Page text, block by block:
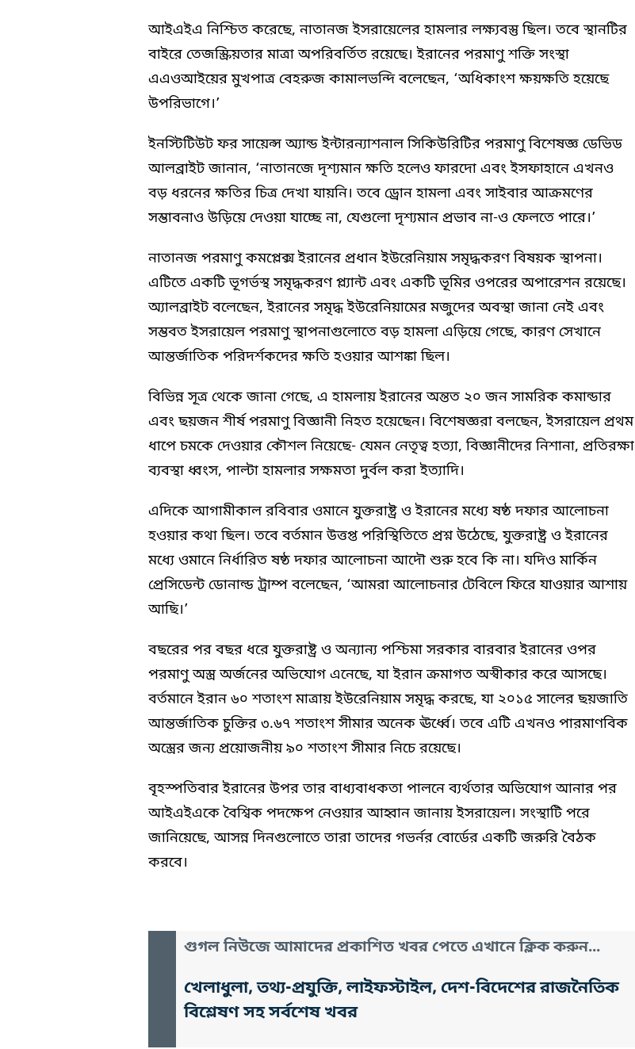
আইএইএ নিশ্চিত করেছে, নাতানজ ইসরায়েলের হামলার লক্ষ্যবস্তু ছিল। তবে স্থানটির
বাইরে তেজস্ক্রিয়তার মাত্রা অপরিবর্তিত রয়েছে। ইরানের পরমাণু শক্তি সংস্থা
এএওআইয়ের মুখপাত্র বেহরুজ কামালভন্দি বলেছেন, ‘অধিকাংশ ক্ষয়ক্ষতি হয়েছে
উপরিভাগে।’
ইনস্টিটিউট ফর সায়েন্স অ্যান্ড ইন্টারন্যাশনাল সিকিউরিটির পরমাণু বিশেষজ্ঞ ডেভিড
আলব্রাইট জানান, ‘নাতানজে দৃশ্যমান ক্ষতি হলেও ফারদো এবং ইসফাহানে এখনও
বড় ধরনের ক্ষতির চিত্র দেখা যায়নি। তবে ড্রোন হামলা এবং সাইবার আক্রমণের
সম্ভাবনাও উড়িয়ে দেওয়া যাচ্ছে না, যেগুলো দৃশ্যমান প্রভাব না-ও ফেলতে পারে।’
নাতানজ পরমাণু কমপ্লেক্স ইরানের প্রধান ইউরেনিয়াম সমৃদ্ধকরণ বিষয়ক স্থাপনা।
এটিতে একটি ভূগর্ভস্থ সমৃদ্ধকরণ প্ল্যান্ট এবং একটি ভূমির ওপরের অপারেশন রয়েছে।
অ্যালব্রাইট বলেছেন, ইরানের সমৃদ্ধ ইউরেনিয়ামের মজুদের অবস্থা জানা নেই এবং
সম্ভবত ইসরায়েল পরমাণু স্থাপনাগুলোতে বড় হামলা এড়িয়ে গেছে, কারণ সেখানে
আন্তর্জাতিক পরিদর্শকদের ক্ষতি হওয়ার আশঙ্কা ছিল।
বিভিন্ন সূত্র থেকে জানা গেছে, এ হামলায় ইরানের অন্তত ২০ জন সামরিক কমান্ডার
এবং ছয়জন শীর্ষ পরমাণু বিজ্ঞানী নিহত হয়েছেন। বিশেষজ্ঞরা বলছেন, ইসরায়েল প্রথম
ধাপে চমকে দেওয়ার কৌশল নিয়েছে- যেমন নেতৃত্ব হত্যা, বিজ্ঞানীদের নিশানা, প্রতিরক্ষা
ব্যবস্থা ধ্বংস, পাল্টা হামলার সক্ষমতা দুর্বল করা ইত্যাদি।
এদিকে আগামীকাল রবিবার ওমানে যুক্তরাষ্ট্র ও ইরানের মধ্যে ষষ্ঠ দফার আলোচনা
হওয়ার কথা ছিল। তবে বর্তমান উত্তপ্ত পরিস্থিতিতে প্রশ্ন উঠেছে, যুক্তরাষ্ট্র ও ইরানের
মধ্যে ওমানে নির্ধারিত ষষ্ঠ দফার আলোচনা আদৌ শুরু হবে কি না। যদিও মার্কিন
প্রেসিডেন্ট ডোনাল্ড ট্রাম্প বলেছেন, ‘আমরা আলোচনার টেবিলে ফিরে যাওয়ার আশায়
আছি।’
বছরের পর বছর ধরে যুক্তরাষ্ট্র ও অন্যান্য পশ্চিমা সরকার বারবার ইরানের ওপর
পরমাণু অস্ত্র অর্জনের অভিযোগ এনেছে, যা ইরান ক্রমাগত অস্বীকার করে আসছে।
বর্তমানে ইরান ৬০ শতাংশ মাত্রায় ইউরেনিয়াম সমৃদ্ধ করছে, যা ২০১৫ সালের ছয়জাতি
আন্তর্জাতিক চুক্তির ৩.৬৭ শতাংশ সীমার অনেক ঊর্ধ্বে। তবে এটি এখনও পারমাণবিক
অস্ত্রের জন্য প্রয়োজনীয় ৯০ শতাংশ সীমার নিচে রয়েছে।
বৃহস্পতিবার ইরানের উপর তার বাধ্যবাধকতা পালনে ব্যর্থতার অভিযোগ আনার পর
আইএইএকে বৈশ্বিক পদক্ষেপ নেওয়ার আহ্বান জানায় ইসরায়েল। সংস্থাটি পরে
জানিয়েছে, আসন্ন দিনগুলোতে তারা তাদের গভর্নর বোর্ডের একটি জরুরি বৈঠক
করবে।
গুগল নিউজে আমাদের প্রকাশিত খবর পেতে এখানে ক্লিক করুন...
খেলাধুলা, তথ্য-প্রযুক্তি, লাইফস্টাইল, দেশ-বিদেশের রাজনৈতিক
বিশ্লেষণ সহ সর্বশেষ খবর